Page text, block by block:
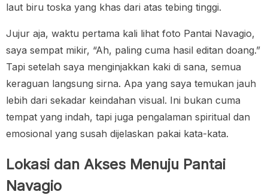
laut biru toska yang khas dari atas tebing tinggi.
Jujur aja, waktu pertama kali lihat foto Pantai Navagio,
saya sempat mikir, “Ah, paling cuma hasil editan doang.”
Tapi setelah saya menginjakkan kaki di sana, semua
keraguan langsung sirna. Apa yang saya temukan jauh
lebih dari sekadar keindahan visual. Ini bukan cuma
tempat yang indah, tapi juga pengalaman spiritual dan
emosional yang susah dijelaskan pakai kata-kata.
Lokasi dan Akses Menuju Pantai
Navagio